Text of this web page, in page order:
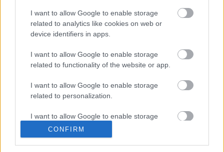
I want to allow Google to enable storage
related to analytics like cookies on web or
device identifiers in apps.
I want to allow Google to enable storage
related to functionality of the website or app.
I want to allow Google to enable storage
related to personalization.
I want to allow Google to enable storage
related to security, including authentication
functionality and fraud prevention, and other
user protection.
CONFIRM
Batman Arkham Asylum Collectors
Edition (dobozteszt)
No comment.
Reklámőrült Mr. Varga